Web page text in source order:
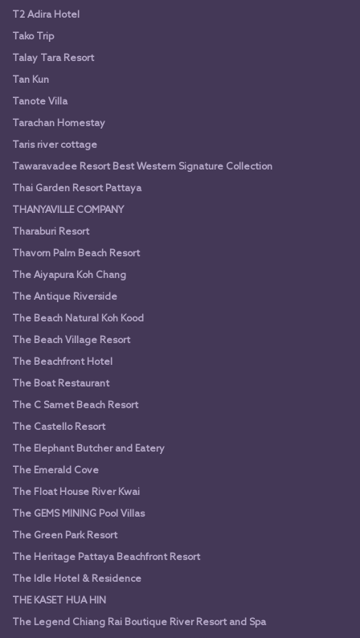
T2 Adira Hotel
Tako Trip
Talay Tara Resort
Tan Kun
Tanote Villa
Tarachan Homestay
Taris river cottage
Tawaravadee Resort Best Western Signature Collection
Thai Garden Resort Pattaya
THANYAVILLE COMPANY
Tharaburi Resort
Thavorn Palm Beach Resort
The Aiyapura Koh Chang
The Antique Riverside
The Beach Natural Koh Kood
The Beach Village Resort
The Beachfront Hotel
The Boat Restaurant
The C Samet Beach Resort
The Castello Resort
The Elephant Butcher and Eatery
The Emerald Cove
The Float House River Kwai
The GEMS MINING Pool Villas
The Green Park Resort
The Heritage Pattaya Beachfront Resort
The Idle Hotel & Residence
THE KASET HUA HIN
The Legend Chiang Rai Boutique River Resort and Spa